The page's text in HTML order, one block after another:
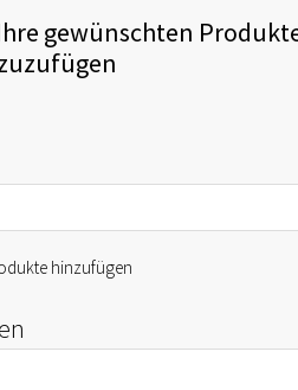
gewünschten
hinzufügen